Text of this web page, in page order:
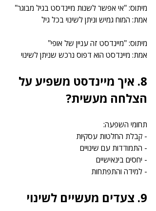
מיתוס: "אי אפשר לשנות מיינדסט בגיל מבוגר"
אמת: המוח גמיש וניתן לשינוי בכל גיל
מיתוס: "מיינדסט זה עניין של אופי"
אמת: מיינדסט הוא דפוס נרכש שניתן לשינוי
8. איך מיינדסט משפיע על
הצלחה מעשית?
תחומי השפעה:
- קבלת החלטות עסקיות
- התמודדות עם שינויים
- יחסים בינאישיים
- למידה והתפתחות
9. צעדים מעשיים לשינוי